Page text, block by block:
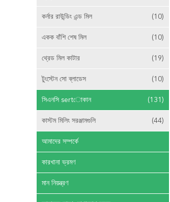
কর্নার রাউন্ডিং এন্ড মিল (10)
একক বাঁশি শেষ মিল (10)
থ্রেড মিল কাটার (19)
টুংস্টেন সো ব্লাডেস (10)
সিএনসি sertোকান (131)
কাস্টম মিলিং সরঞ্জামগুলি (44)
আমাদের সম্পর্কে
কারখানা ভ্রমণ
মান নিয়ন্ত্রণ